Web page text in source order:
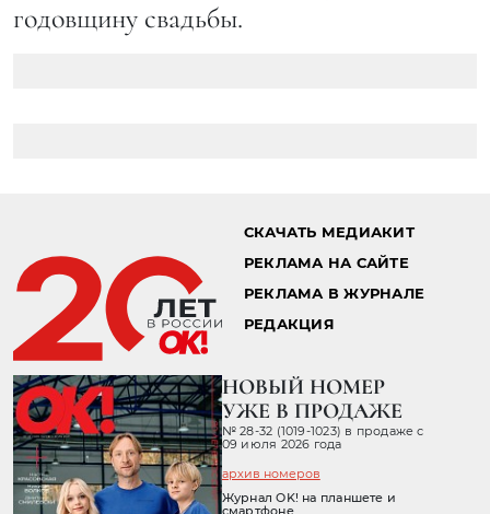
годовщину свадьбы.
СКАЧАТЬ МЕДИАКИТ
РЕКЛАМА НА САЙТЕ
РЕКЛАМА В ЖУРНАЛЕ
РЕДАКЦИЯ
НОВЫЙ НОМЕР
УЖЕ В ПРОДАЖЕ
№ 28-32 (1019-1023) в продаже с
09 июля 2026 года
архив номеров
Журнал OK! на планшете и